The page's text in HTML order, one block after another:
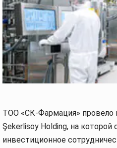
ТОО «СК-Фармация» провело
Şekerlisoy Holding, на
инвестиционное